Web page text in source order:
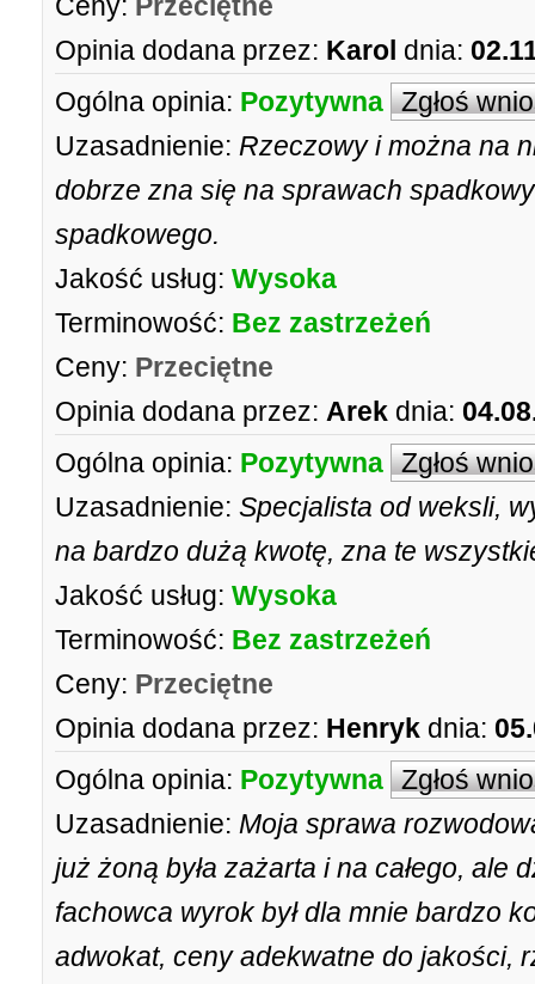
Opinia dodana przez: Karol dnia:
Ogólna opinia: Pozytywna Zgłoś
Uzasadnienie: Rzeczowy i można na
dobrze zna się na sprawach
spadkowego.
Jakość usług: Wysoka
Terminowość: Bez zastrzeżeń
Ceny: Przeciętne
Opinia dodana przez: Arek dnia:
Ogólna opinia: Pozytywna Zgłoś
Uzasadnienie: Specjalista od weksli,
na bardzo dużą kwotę, zna te
Jakość usług: Wysoka
Terminowość: Bez zastrzeżeń
Ceny: Przeciętne
Opinia dodana przez: Henryk dnia:
Ogólna opinia: Pozytywna Zgłoś
Uzasadnienie: Moja sprawa
już żoną była zażarta i na całego, ale
fachowca wyrok był dla mnie bardzo
adwokat, ceny adekwatne do jakości,